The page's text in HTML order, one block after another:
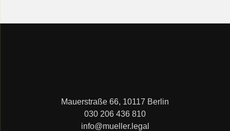
Mauerstraße 66, 10117 Berlin
030 206 436 810
info@mueller.legal